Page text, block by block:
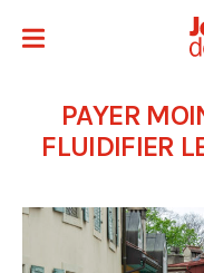
PAYER
FLUIDIFIER